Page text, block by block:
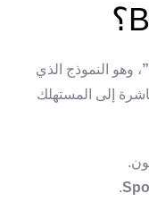
، وهو النموذج الذي
إلى المستهلك
.